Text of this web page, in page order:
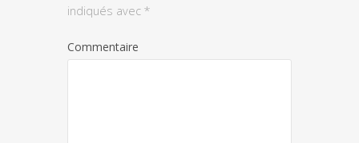
indiqués avec *
Commentaire